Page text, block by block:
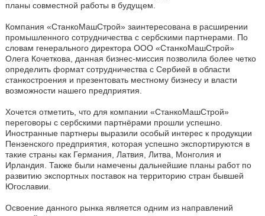
планы совместной работы в будущем.
Компания «СтанкоМашСтрой» заинтересована в расширении
промышленного сотрудничества с сербскими партнерами. По
словам генерального директора ООО «СтанкоМашСтрой»
Олега Кочеткова, данная бизнес-миссия позволила более четко
определить формат сотрудничества с Сербией в области
станкостроения и презентовать местному бизнесу и власти
возможности нашего предприятия.
Хочется отметить, что для компании «СтанкоМашСтрой»
переговоры с сербскими партнёрами прошли успешно.
Иностранные партнеры выразили особый интерес к продукции
Пензенского предприятия, которая успешно экспортируются в
такие страны как Германия, Латвия, Литва, Монголия и
Ирландия. Также были намечены дальнейшие планы работ по
развитию экспортных поставок на территорию стран бывшей
Югославии.
Освоение данного рынка является одним из направлений